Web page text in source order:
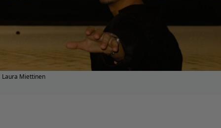
Laura Miettinen